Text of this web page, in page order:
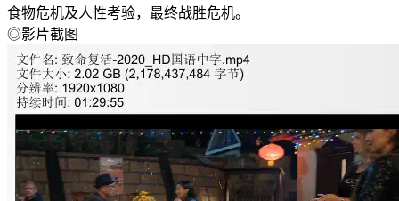
食物危机及人性考验，最终战胜危机。
◎影片截图